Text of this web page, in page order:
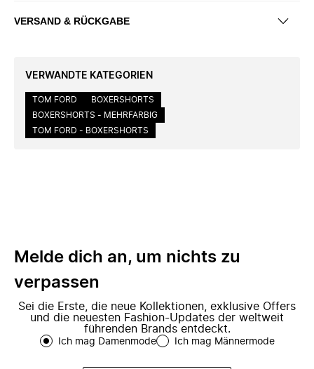
VERSAND & RÜCKGABE
VERWANDTE KATEGORIEN
TOM FORD
BOXERSHORTS
BOXERSHORTS - MEHRFARBIG
TOM FORD - BOXERSHORTS
Melde dich an, um nichts zu
verpassen
Sei die Erste, die neue Kollektionen, exklusive Offers
und die neuesten Fashion-Updates der weltweit
führenden Brands entdeckt.
Ich mag Damenmode Ich mag Männermode